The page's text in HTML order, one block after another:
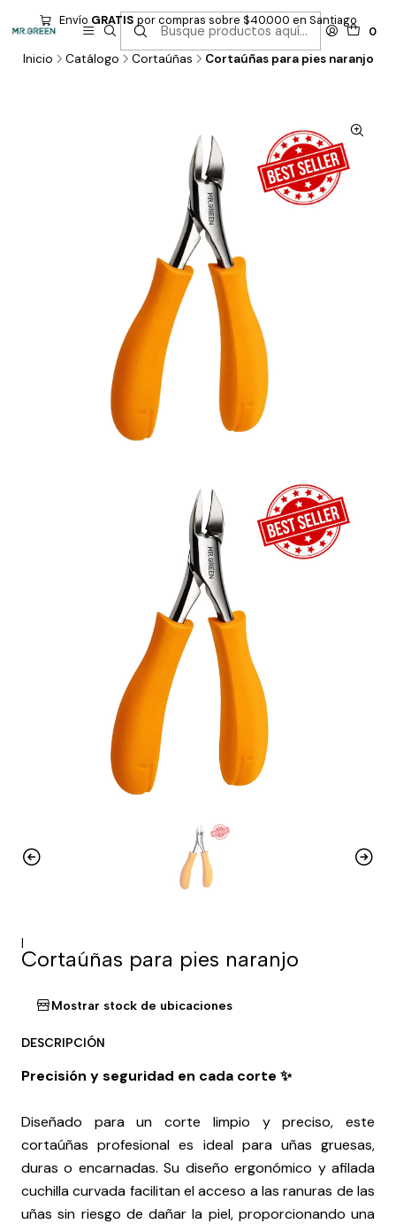
0
Envío GRATIS por compras sobre $40.000 en Santiago
Inicio Catálogo Cortaúñas Cortaúñas para pies naranjo
|
Cortaúñas para pies naranjo
Mostrar stock de ubicaciones
DESCRIPCIÓN
Precisión y seguridad en cada corte ✨
Diseñado para un corte limpio y preciso, este
cortaúñas profesional es ideal para uñas gruesas,
duras o encarnadas. Su diseño ergonómico y afilada
cuchilla curvada facilitan el acceso a las ranuras de las
uñas sin riesgo de dañar la piel, proporcionando una